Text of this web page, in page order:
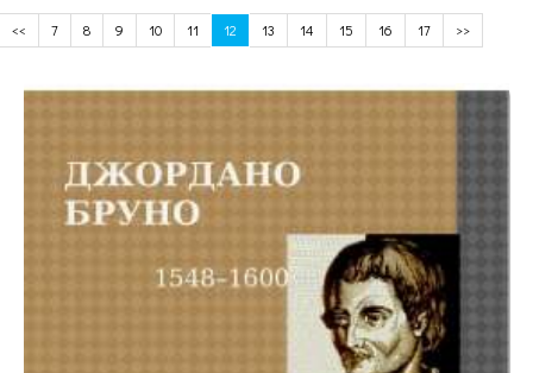
<< 7 8 9 10 11 12 13 14 15 16 17 >>